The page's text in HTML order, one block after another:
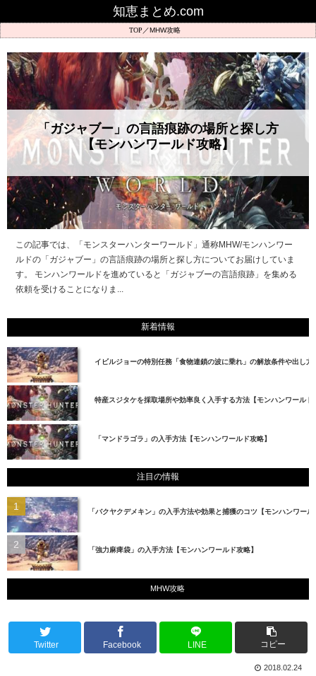
知恵まとめ.com
MHW攻略
「ガジャブー」の言語痕跡の場所と探し方
【モンハンワールド攻略】
この記事では、「モンスターハンターワールド」通称MHW/モンハンワー
ルドの「ガジャブー」の言語痕跡の場所と探し方についてお届けしていま
す。 モンハンワールドを進めていると「ガジャブーの言語痕跡」を集める
依頼を受けることになりま...
新着情報
イビルジョーの特別任務「食物連鎖の波に乗れ」の解放条件や出し
特産スジタケを採取場所や効率良く入手する方法【モンハンワールド
「マンドラゴラ」の入手方法【モンハンワールド攻略】
注目の情報
「バクヤクデメキン」の入手方法や効果と捕獲のコツ【モンハンワー
「強力麻痺袋」の入手方法【モンハンワールド攻略】
MHW攻略
Twitter Facebook LINE コピー
2018.02.24